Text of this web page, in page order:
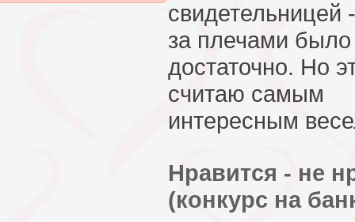
свидетельницей
за плечами было
достаточно. Но
считаю самым
интересным
Нравится - не
(конкурс на